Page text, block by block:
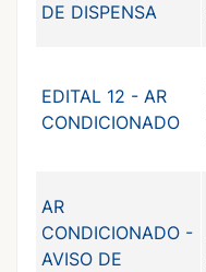
DE DISPENSA
EDITAL 12 - AR
CONDICIONADO
AR
CONDICIONADO -
AVISO DE